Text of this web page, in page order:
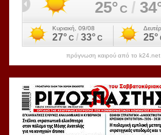
πρόγνωση καιρού από το k24.net